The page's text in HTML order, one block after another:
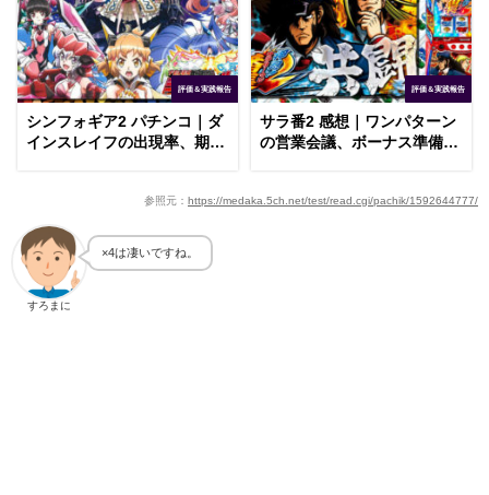
評価＆実践報告
シンフォギア2 パチンコ｜ダ
インスレイフの出現率、期待
評価＆実践報告
サラ番2 感想｜ワンパターン
の営業会議、ボーナス準備中
参照元： https://medaka.5ch.net/test/read.cgi/pachik/1592644777/
すろまに
×4は凄いですね。